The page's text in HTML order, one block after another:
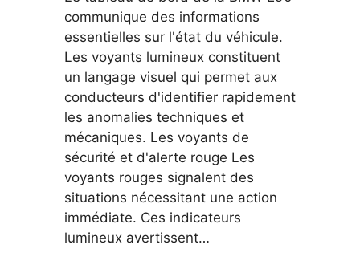
communique des informations
essentielles sur l'état du véhicule.
Les voyants lumineux constituent
un langage visuel qui permet aux
conducteurs d'identifier rapidement
les anomalies techniques et
mécaniques. Les voyants de
sécurité et d'alerte rouge Les
voyants rouges signalent des
situations nécessitant une action
immédiate. Ces indicateurs
lumineux avertissent…